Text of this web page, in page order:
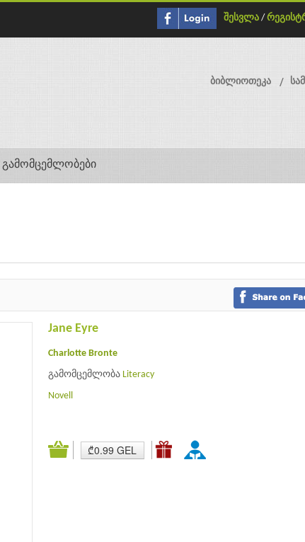
შესვლა /
ბიბლიოთეკა
გამომცემლობები
Jane Eyre
Charlotte Bronte
გამომცემლობა Literacy
Novell
₾0.99 GEL